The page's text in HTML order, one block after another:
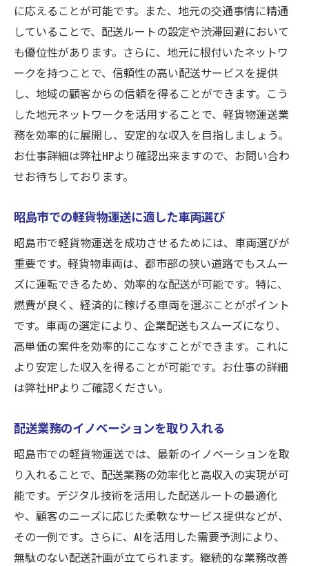
に応えることが可能です。また、地元の交通事情に精通
していることで、配送ルートの設定や渋滞回避において
も優位性があります。さらに、地元に根付いたネットワ
ークを持つことで、信頼性の高い配送サービスを提供
し、地域の顧客からの信頼を得ることができます。こう
した地元ネットワークを活用することで、軽貨物運送業
務を効率的に展開し、安定的な収入を目指しましょう。
お仕事詳細は弊社HPより確認出来ますので、お問い合わ
せお待ちしております。
昭島市での軽貨物運送に適した車両選び
昭島市で軽貨物運送を成功させるためには、車両選びが
重要です。軽貨物車両は、都市部の狭い道路でもスムー
ズに運転できるため、効率的な配送が可能です。特に、
燃費が良く、経済的に稼げる車両を選ぶことがポイント
です。車両の選定により、企業配送もスムーズになり、
高単価の案件を効率的にこなすことができます。これに
より安定した収入を得ることが可能です。お仕事の詳細
は弊社HPよりご確認ください。
配送業務のイノベーションを取り入れる
昭島市での軽貨物運送では、最新のイノベーションを取
り入れることで、配送業務の効率化と高収入の実現が可
能です。デジタル技術を活用した配送ルートの最適化
や、顧客のニーズに応じた柔軟なサービス提供などが、
その一例です。さらに、AIを活用した需要予測により、
無駄のない配送計画が立てられます。継続的な業務改善